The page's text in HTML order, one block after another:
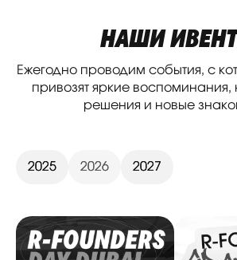
НАШИ
Ежегодно проводим события, с
привозят яркие
решения и новые
2025 2026 2027